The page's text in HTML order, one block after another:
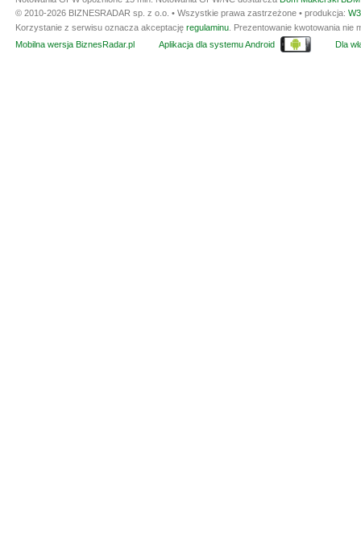
© 2010-2026 BIZNESRADAR sp. z o.o. • Wszystkie prawa zastrzeżone • produkcja:
Korzystanie z serwisu oznacza akceptację regulaminu . Prezentowanie kwotowania
Mobilna wersja BiznesRadar.pl
Aplikacja dla systemu Android Dla